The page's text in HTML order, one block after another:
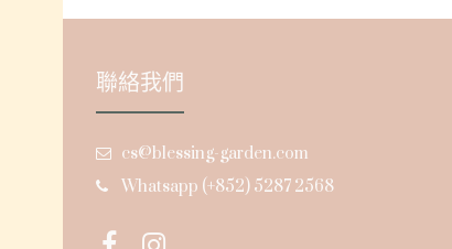
聯絡我們
cs@blessing-garden.com
Whatsapp (+852) 5287 2568